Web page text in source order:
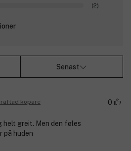
(2)
Senast
köpare 0
helt greit. Men den føles
på huden